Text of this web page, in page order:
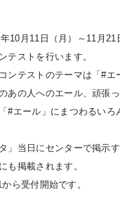
10月11日（月）～11月21
テストを行います。
ンテストのテーマは「#エ
あの人へのエール、頑張
#エール」にまつわるいろ
」当日にセンターで掲示
も掲載されます。
ら受付開始です。